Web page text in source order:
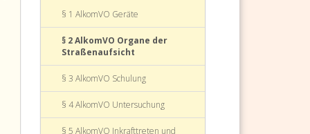
§ 1 AlkomVO Geräte
§ 2 AlkomVO Organe der
Straßenaufsicht
§ 3 AlkomVO Schulung
§ 4 AlkomVO Untersuchung
§ 5 AlkomVO Inkrafttreten und